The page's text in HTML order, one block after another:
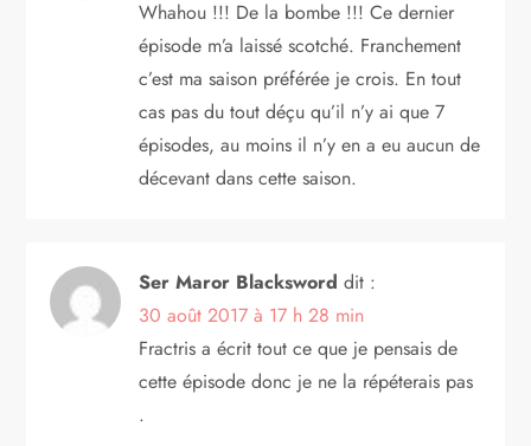
Whahou !!! De la bombe !!! Ce dernier
épisode m’a laissé scotché. Franchement
c’est ma saison préférée je crois. En tout
cas pas du tout déçu qu’il n’y ai que 7
épisodes, au moins il n’y en a eu aucun de
décevant dans cette saison.
Ser Maror Blacksword dit :
30 août 2017 à 17 h 28 min
Fractris a écrit tout ce que je pensais de
cette épisode donc je ne la répéterais pas
.